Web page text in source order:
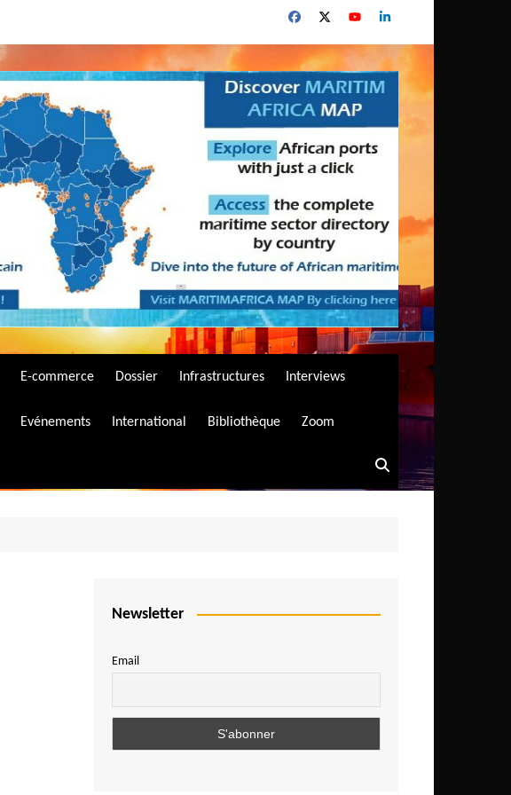
E-commerce Dossier Infrastructures Interviews
Evénements International Bibliothèque Zoom
Newsletter
Email